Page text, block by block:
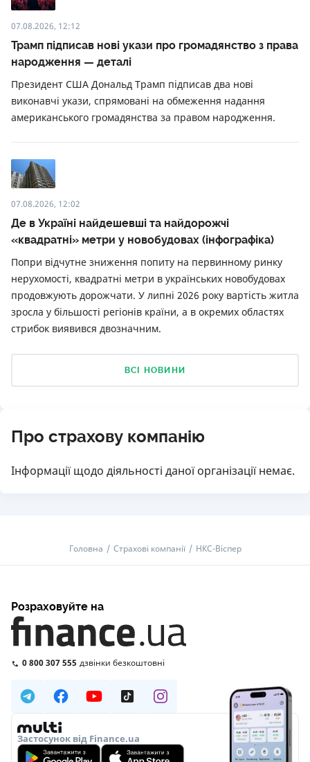
07.08.2026, 12:12
Трамп підписав нові укази про громадянство з права
народження — деталі
Президент США Дональд Трамп підписав два нові
виконавчі укази, спрямовані на обмеження надання
американського громадянства за правом народження.
07.08.2026, 12:02
Де в Україні найдешевші та найдорожчі
«квадратні» метри у новобудовах (інфографіка)
Попри відчутне зниження попиту на первинному ринку
нерухомості, квадратні метри в українських новобудовах
продовжують дорожчати. У липні 2026 року вартість житла
зросла у більшості регіонів країни, а в окремих областях
стрибок виявився двозначним.
ВСІ НОВИНИ
Про страхову компанію
Інформації щодо діяльності даної організації немає.
Головна Страхові компанії НКC-Віспер
Розраховуйте на
0 800 307 555 дзвінки безкоштовні
Застосунок від Finance.ua